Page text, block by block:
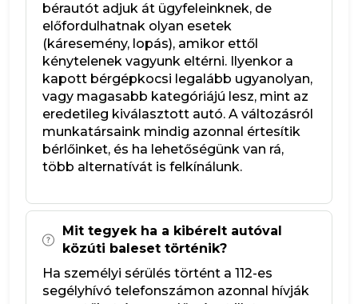
bérautót adjuk át ügyfeleinknek, de
előfordulhatnak olyan esetek
(káresemény, lopás), amikor ettől
kénytelenek vagyunk eltérni. Ilyenkor a
kapott bérgépkocsi legalább ugyanolyan,
vagy magasabb kategóriájú lesz, mint az
eredetileg kiválasztott autó. A változásról
munkatársaink mindig azonnal értesítik
bérlőinket, és ha lehetőségünk van rá,
több alternatívát is felkínálunk.
Mit tegyek ha a kibérelt autóval
közúti baleset történik?
Ha személyi sérülés történt a 112-es
segélyhívó telefonszámon azonnal hívják